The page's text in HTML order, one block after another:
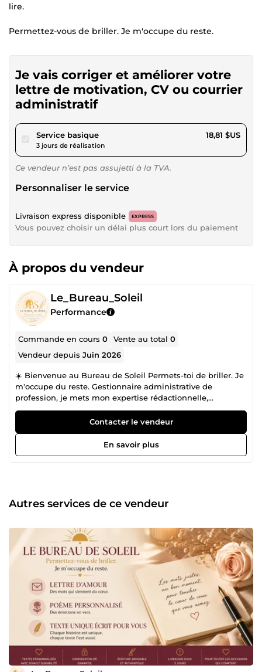
lire.
Permettez-vous de briller. Je m'occupe du reste.
Je vais corriger et améliorer votre
lettre de motivation, CV ou courrier
administratif
Service basiquepour 17,33 $US
3 jours de réalisation
18,81 $US
Ce vendeur n’est pas assujetti à la TVA.
Personnaliser le service
Livraison express disponible EXPRESS
Vous pouvez choisir un délai plus court lors du paiement
À propos du vendeur
Le_Bureau_Soleil
Performance
Commande en cours0 Vente au total0
Vendeur depuisJuin 2026
☀️ Bienvenue au Bureau de Soleil Permets-toi de briller. Je
m'occupe du reste. Gestionnaire administrative de
profession, je mets mon expertise rédactionnelle,
organisationnelle et mon sens du détail au service de vos
besoins. Je vous accompagne dans la rédaction, la
correction et l'amélioration de vos documents afin qu'ils
soient clairs, professionnels et impactants. Mes services :
📝 Correction et reformulation de textes 📄 Courriers
faire gagner du temps tout en valorisant votre image à
travers des documents soignés et de qualité. Sérieuse,
rigoureux adapté à vos attentes. Au plaisir de collaborer
avec vous, ☀️ Le Bureau de Soleil
Contacter le vendeur
En savoir plus
Autres services de ce vendeur